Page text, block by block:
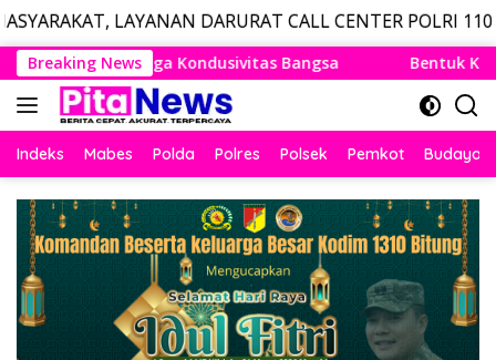
DARURAT CALL CENTER POLRI 110: LAYANAN
Langsung
ke
konten
Breaking NewsBentuk Kesiapan Hadapi Potensi Fenomena El
Indeks Mabes Polda Polres Polsek Pemkot Budaya